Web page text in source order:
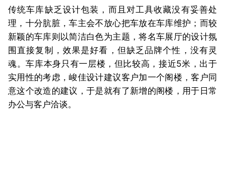
传统车库缺乏设计包装，而且对工具收藏没有妥善处
理，十分肮脏，车主会不放心把车放在车库维护；而较
新颖的车库则以简洁白色为主题，将名车展厅的设计氛
围直接复制，效果是好看，但缺乏品牌个性，没有灵
魂。车库本身只有一层楼，但比较高，接近5米，出于
实用性的考虑，峻佳设计建议客户加一个阁楼，客户同
意这个改造的建议，于是就有了新增的阁楼，用于日常
办公与客户洽谈。